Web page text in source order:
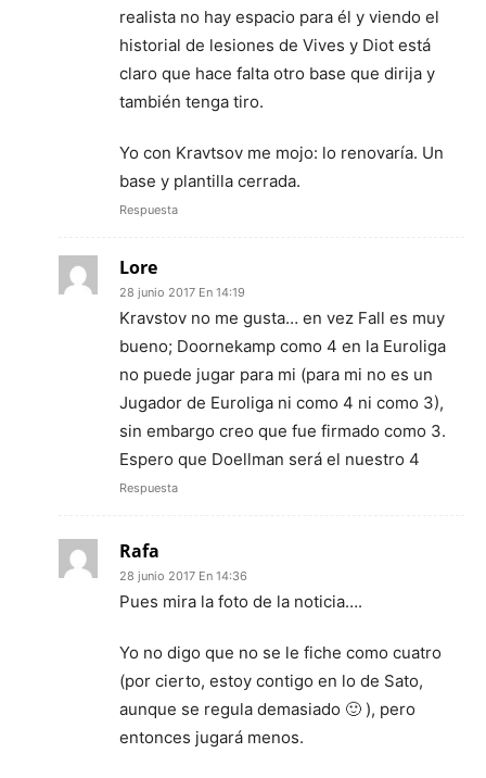
realista no hay espacio para él y viendo el
historial de lesiones de Vives y Diot está
claro que hace falta otro base que dirija y
también tenga tiro.
Yo con Kravtsov me mojo: lo renovaría. Un
base y plantilla cerrada.
Respuesta
Lore
28 junio 2017 En 14:19
Kravstov no me gusta… en vez Fall es muy
bueno; Doornekamp como 4 en la Euroliga
no puede jugar para mi (para mi no es un
Jugador de Euroliga ni como 4 ni como 3),
sin embargo creo que fue firmado como 3.
Espero que Doellman será el nuestro 4
Respuesta
Rafa
28 junio 2017 En 14:36
Pues mira la foto de la noticia….
Yo no digo que no se le fiche como cuatro
(por cierto, estoy contigo en lo de Sato,
aunque se regula demasiado 🙂 ), pero
entonces jugará menos.